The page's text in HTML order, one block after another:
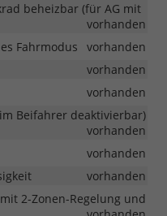
beheizbar (für AG mit
vorhanden
Fahrmodus
vorhanden
vorhanden
vorhanden
Beifahrer deaktivierbar)
vorhanden
vorhanden
vorhanden
2-Zonen-Regelung und